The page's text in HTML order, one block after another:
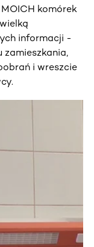
komórek
informacji -
i wreszcie